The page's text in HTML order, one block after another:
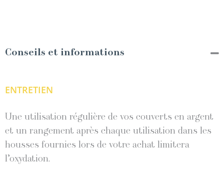
Conseils et informations
ENTRETIEN
Une utilisation régulière de vos couverts en argent
et un rangement après chaque utilisation dans les
housses fournies lors de votre achat limitera
l’oxydation.